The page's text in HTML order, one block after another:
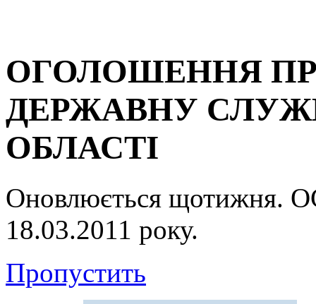
ОГОЛОШЕННЯ
ДЕРЖАВНУ
ОБЛАСТІ
Оновлюється
18.03.2011 року.
Пропустить